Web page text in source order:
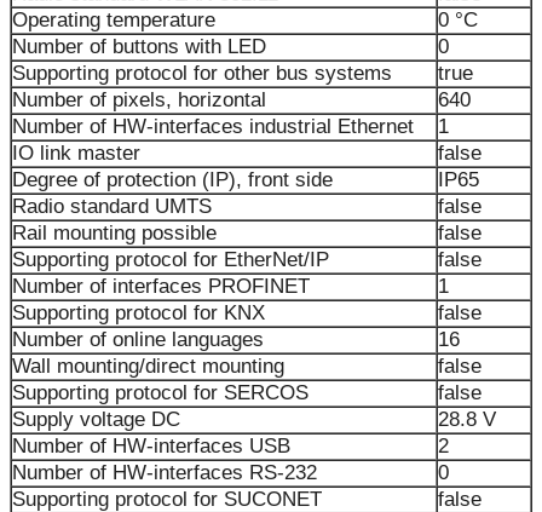
Operating temperature
0 °C
Number of buttons with LED
0
Supporting protocol for other bus systems
true
Number of pixels, horizontal
640
Number of HW-interfaces industrial Ethernet
1
IO link master
false
Degree of protection (IP), front side
IP65
Radio standard UMTS
false
Rail mounting possible
false
Supporting protocol for EtherNet/IP
false
Number of interfaces PROFINET
1
Supporting protocol for KNX
false
Number of online languages
16
Wall mounting/direct mounting
false
Supporting protocol for SERCOS
false
Supply voltage DC
28.8 V
Number of HW-interfaces USB
2
Number of HW-interfaces RS-232
0
Supporting protocol for SUCONET
false